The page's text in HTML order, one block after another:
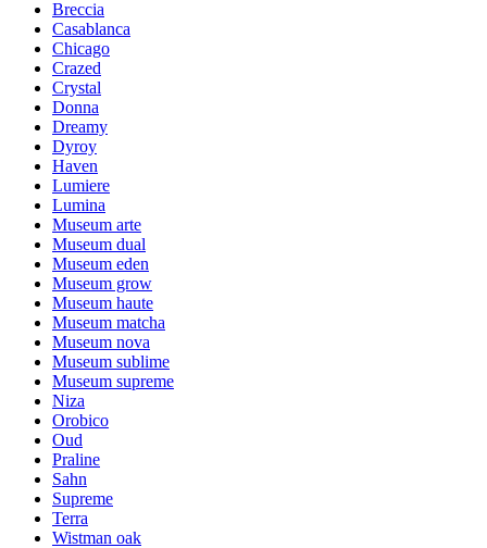
Breccia
Casablanca
Chicago
Crazed
Crystal
Donna
Dreamy
Dyroy
Haven
Lumiere
Lumina
Museum arte
Museum dual
Museum eden
Museum grow
Museum haute
Museum matcha
Museum nova
Museum sublime
Museum supreme
Niza
Orobico
Oud
Praline
Sahn
Supreme
Terra
Wistman oak